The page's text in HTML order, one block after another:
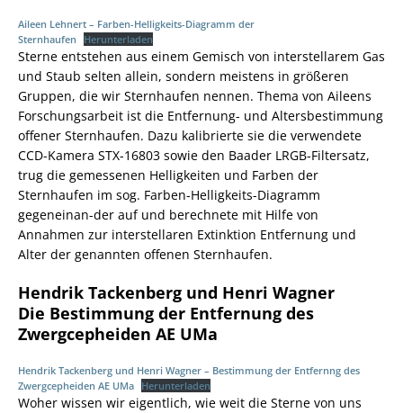
Aileen Lehnert – Farben-Helligkeits-Diagramm der
Sternhaufen
Herunterladen
Sterne entstehen aus einem Gemisch von interstellarem Gas
und Staub selten allein, sondern meistens in größeren
Gruppen, die wir Sternhaufen nennen. Thema von Aileens
Forschungsarbeit ist die Entfernung- und Altersbestimmung
offener Sternhaufen. Dazu kalibrierte sie die verwendete
CCD-Kamera STX-16803 sowie den Baader LRGB-Filtersatz,
trug die gemessenen Helligkeiten und Farben der
Sternhaufen im sog. Farben-Helligkeits-Diagramm
gegeneinan-der auf und berechnete mit Hilfe von
Annahmen zur interstellaren Extinktion Entfernung und
Alter der genannten offenen Sternhaufen.
Hendrik Tackenberg und Henri Wagner
Die Bestimmung der Entfernung des
Zwergcepheiden AE UMa
Hendrik Tackenberg und Henri Wagner – Bestimmung der Entfernng des
Zwergcepheiden AE UMa Herunterladen
Woher wissen wir eigentlich, wie weit die Sterne von uns